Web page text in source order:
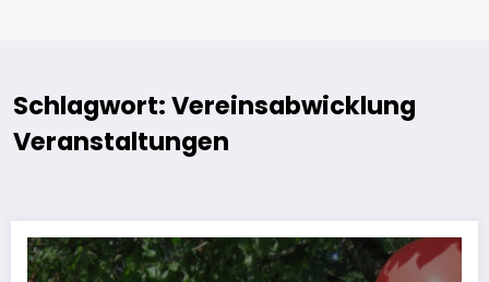
Schlagwort: Vereinsabwicklung
Veranstaltungen